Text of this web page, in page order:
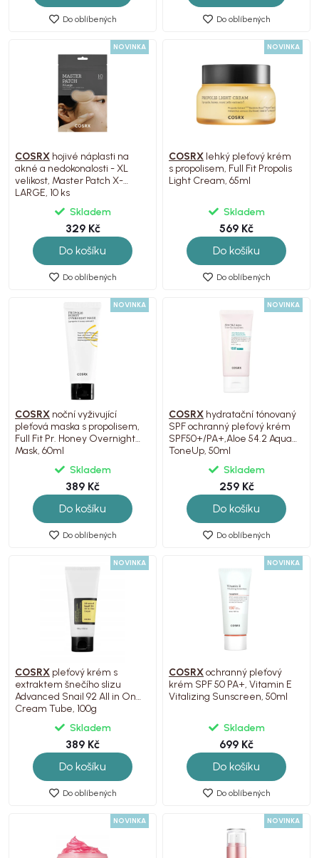
Do oblíbených Do oblíbených
NOVINKA
COSRX hojivé náplasti na
akné a nedokonalosti - XL
velikost, Master Patch X-
LARGE, 10 ks
Skladem
329 Kč
Do košíku
Do oblíbených
NOVINKA
COSRX lehký pleťový krém
s propolisem, Full Fit Propolis
Light Cream, 65ml
Skladem
569 Kč
Do košíku
Do oblíbených
NOVINKA
COSRX noční vyživující
pleťová maska s propolisem,
Full Fit Pr. Honey Overnight
Mask, 60ml
Skladem
389 Kč
Do košíku
Do oblíbených
NOVINKA
COSRX hydratační tónovaný
SPF ochranný pleťový krém
SPF50+/PA+,Aloe 54.2 Aqua
ToneUp, 50ml
Skladem
259 Kč
Do košíku
Do oblíbených
NOVINKA
COSRX pleťový krém s
extraktem šnečího slizu
Advanced Snail 92 All in One
Cream Tube, 100g
Skladem
389 Kč
Do košíku
Do oblíbených
NOVINKA
COSRXochranný pleťový
krém SPF 50 PA+, Vitamin E
Vitalizing Sunscreen, 50ml
Skladem
699 Kč
Do košíku
Do oblíbených
NOVINKA NOVINKA